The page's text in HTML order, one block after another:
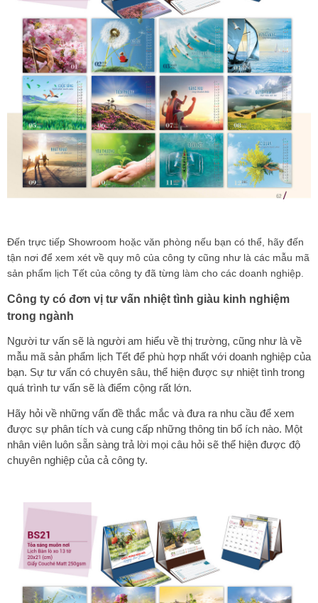
Đến trực tiếp Showroom hoặc văn phòng nếu bạn có thể, hãy đến
tận nơi để xem xét về quy mô của công ty cũng như là các mẫu mã
sản phẩm lịch Tết của công ty đã từng làm cho các doanh nghiệp.
Công ty có đơn vị tư vấn nhiệt tình giàu kinh nghiệm
trong ngành
Người tư vấn sẽ là người am hiểu về thị trường, cũng như là về
mẫu mã sản phẩm lịch Tết để phù hợp nhất với doanh nghiệp của
bạn. Sự tư vấn có chuyên sâu, thể hiện được sự nhiệt tình trong
quá trình tư vấn sẽ là điểm cộng rất lớn.
Hãy hỏi về những vấn đề thắc mắc và đưa ra nhu cầu để xem
được sự phân tích và cung cấp những thông tin bổ ích nào. Một
nhân viên luôn sẵn sàng trả lời mọi câu hỏi sẽ thể hiện được độ
chuyên nghiệp của cả công ty.